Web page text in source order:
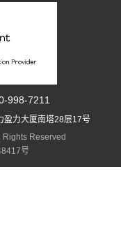
998-7211
盈力大厦南塔28层17号
Reserved
号